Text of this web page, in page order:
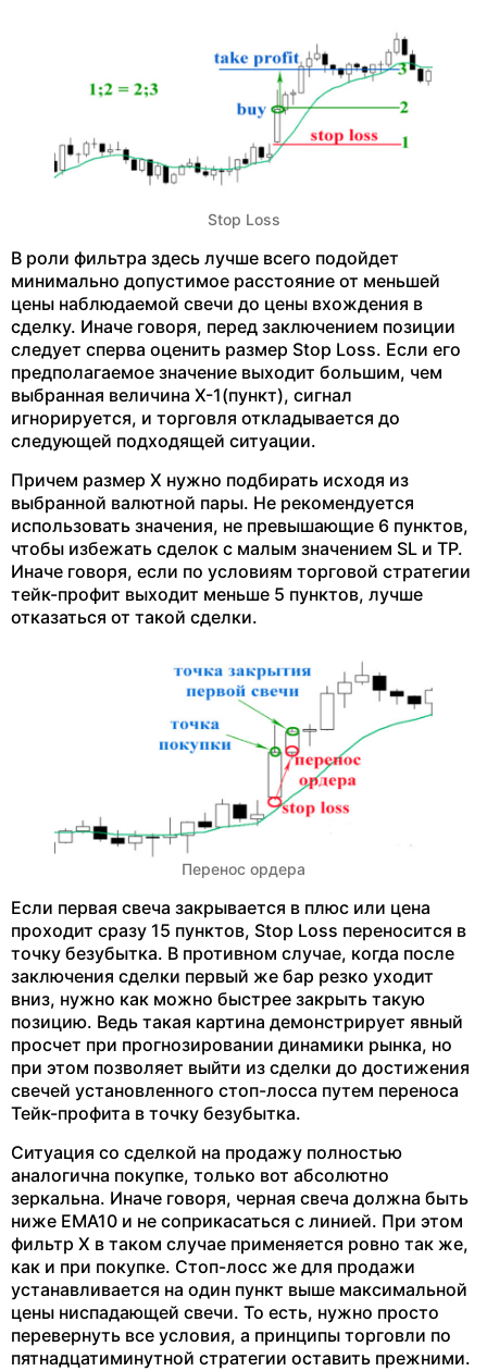
Stop Loss
В роли фильтра здесь лучше всего подойдет
минимально допустимое расстояние от меньшей
цены наблюдаемой свечи до цены вхождения в
сделку. Иначе говоря, перед заключением позиции
следует сперва оценить размер Stop Loss. Если его
предполагаемое значение выходит большим, чем
выбранная величина Х-1(пункт), сигнал
игнорируется, и торговля откладывается до
следующей подходящей ситуации.
Причем размер Х нужно подбирать исходя из
выбранной валютной пары. Не рекомендуется
использовать значения, не превышающие 6 пунктов,
чтобы избежать сделок с малым значением SL и TP.
Иначе говоря, если по условиям торговой стратегии
тейк-профит выходит меньше 5 пунктов, лучше
отказаться от такой сделки.
Перенос ордера
Если первая свеча закрывается в плюс или цена
проходит сразу 15 пунктов, Stop Loss переносится в
точку безубытка. В противном случае, когда после
заключения сделки первый же бар резко уходит
вниз, нужно как можно быстрее закрыть такую
позицию. Ведь такая картина демонстрирует явный
просчет при прогнозировании динамики рынка, но
при этом позволяет выйти из сделки до достижения
свечей установленного стоп-лосса путем переноса
Тейк-профита в точку безубытка.
Ситуация со сделкой на продажу полностью
аналогична покупке, только вот абсолютно
зеркальна. Иначе говоря, черная свеча должна быть
ниже EMA10 и не соприкасаться с линией. При этом
фильтр X в таком случае применяется ровно так же,
как и при покупке. Стоп-лосс же для продажи
устанавливается на один пункт выше максимальной
цены ниспадающей свечи. То есть, нужно просто
перевернуть все условия, а принципы торговли по
пятнадцатиминутной стратегии оставить прежними.